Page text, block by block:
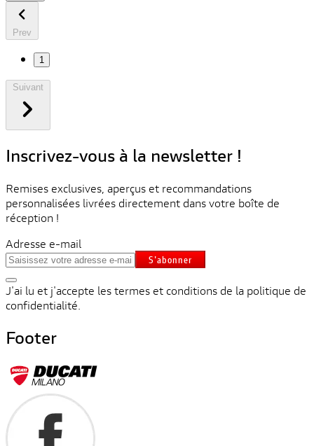
Prev
1
Inscrivez-vous à la newsletter !
Remises exclusives, aperçus et recommandations
personnalisées livrées directement dans votre boîte de
réception !
Adresse e-mail
S'abonner
J'ai lu et j'accepte les termes et conditions de la politique de
confidentialité.
Footer